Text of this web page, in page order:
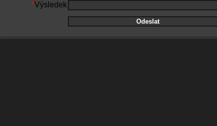
*Výsledek